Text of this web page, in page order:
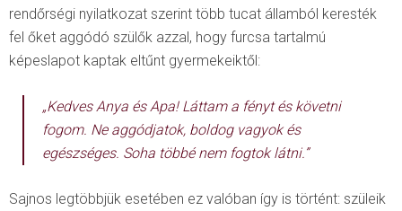
rendőrségi nyilatkozat szerint több tucat államból keresték
fel őket aggódó szülők azzal, hogy furcsa tartalmú
képeslapot kaptak eltűnt gyermekeiktől:
„Kedves Anya és Apa! Láttam a fényt és követni
fogom. Ne aggódjatok, boldog vagyok és
egészséges. Soha többé nem fogtok látni.”
Sajnos legtöbbjük esetében ez valóban így is történt: szüleik